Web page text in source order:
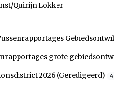
Quirijn Lokker
grote
2026 (Geredigeerd) 4